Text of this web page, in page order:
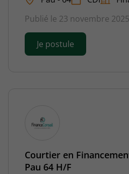
Publié le 23 novembre 2025
Je postule
Courtier en
Pau 64 H/F